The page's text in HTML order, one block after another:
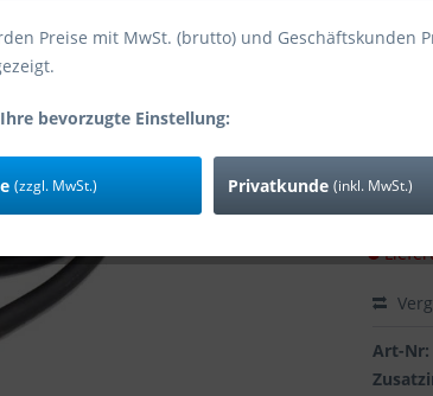
Art-Nr:
Preise mit MwSt. (brutto) und Geschäftskunden
bevorzugte Einstellung:
(zzgl. MwSt.) Privatkunde (inkl. MwSt.)